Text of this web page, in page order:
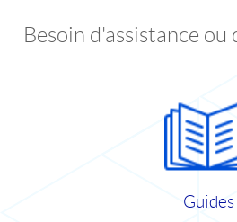
Besoin d'assistance
Guides